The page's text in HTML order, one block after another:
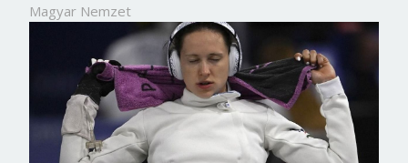
Magyar Nemzet